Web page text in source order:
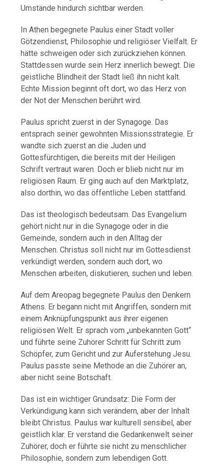
Umstände hindurch sichtbar werden.
In Athen begegnete Paulus einer Stadt voller
Götzendienst, Philosophie und religiöser Vielfalt. Er
hätte schweigen oder sich zurückziehen können.
Stattdessen wurde sein Herz innerlich bewegt. Die
geistliche Blindheit der Stadt ließ ihn nicht kalt.
Echte Mission beginnt oft dort, wo das Herz von
der Not der Menschen berührt wird.
Paulus spricht zuerst in der Synagoge. Das
entsprach seiner gewohnten Missionsstrategie. Er
wandte sich zuerst an die Juden und
Gottesfürchtigen, die bereits mit der Heiligen
Schrift vertraut waren. Doch er blieb nicht nur im
religiösen Raum. Er ging auch auf den Marktplatz,
also dorthin, wo das öffentliche Leben stattfand.
Das ist theologisch bedeutsam. Das Evangelium
gehört nicht nur in die Synagoge oder in die
Gemeinde, sondern auch in den Alltag der
Menschen. Christus soll nicht nur im Gottesdienst
verkündigt werden, sondern auch dort, wo
Menschen arbeiten, diskutieren, suchen und leben.
Auf dem Areopag begegnete Paulus den Denkern
Athens. Er begann nicht mit Angriffen, sondern mit
einem Anknüpfungspunkt aus ihrer eigenen
religiösen Welt. Er sprach vom „unbekannten Gott“
und führte seine Zuhörer Schritt für Schritt zum
Schöpfer, zum Gericht und zur Auferstehung Jesu.
Paulus passte seine Methode an die Zuhörer an,
aber nicht seine Botschaft.
Das ist ein wichtiger Grundsatz: Die Form der
Verkündigung kann sich verändern, aber der Inhalt
bleibt Christus. Paulus war kulturell sensibel, aber
geistlich klar. Er verstand die Gedankenwelt seiner
Zuhörer, doch er führte sie nicht zu menschlicher
Philosophie, sondern zum lebendigen Gott.